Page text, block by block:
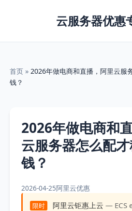
云服务器优惠
首页 » 2026年做电商和直播，阿里云服
钱？
2026年做电商和
云服务器怎么配
钱？
2026-04-25阿里云优惠
限时 阿里云钜惠上云 — ECS